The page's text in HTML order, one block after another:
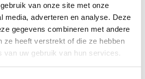
van onze site met onze
media, adverteren en analyse. Deze
gegevens combineren met andere
ze heeft verstrekt of die ze hebben
van uw gebruik van hun services.
1 1/2"
Polypropyleen